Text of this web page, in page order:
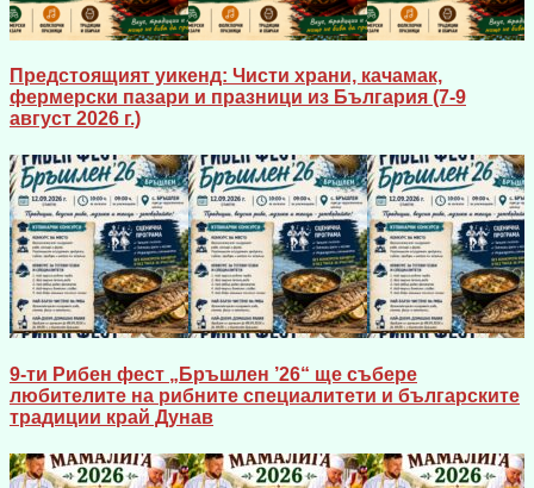
Предстоящият уикенд: Чисти храни, качамак,
фермерски пазари и празници из България (7-9
август 2026 г.)
9-ти Рибен фест „Бръшлен ’26“ ще събере
любителите на рибните специалитети и българските
традиции край Дунав